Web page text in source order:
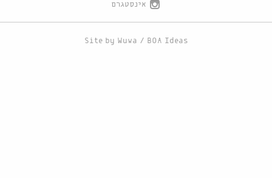
אינסטגרם
Site by Wuwa / BOA Ideas